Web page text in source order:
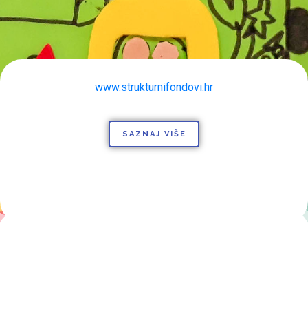
www.strukturnifondovi.hr
SAZNAJ VIŠE